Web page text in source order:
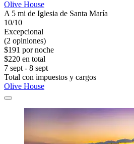
Olive House
A 5 mi de Iglesia de Santa María
10/10
Excepcional
(2 opiniones)
$191 por noche
$220 en total
7 sept - 8 sept
Total con impuestos y cargos
Olive House